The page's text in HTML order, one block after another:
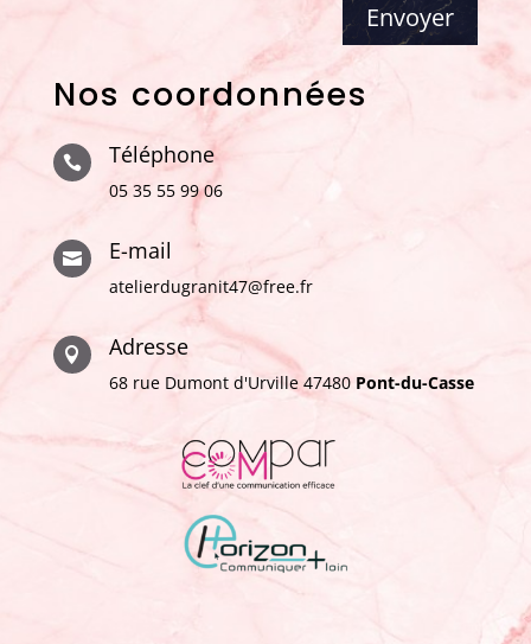
Envoyer
Nos coordonnées
 Téléphone
05 35 55 99 06
 E-mail
atelierdugranit47@free.fr
 Adresse
68 rue Dumont d'Urville 47480 Pont-du-Casse